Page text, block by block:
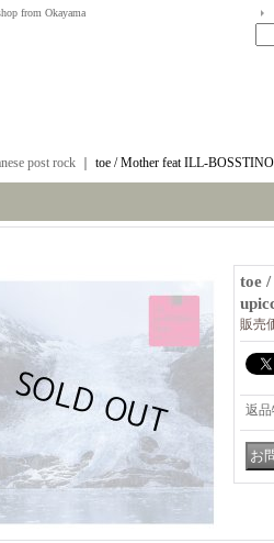
from Okayama
post rock toe / Mother feat ILL-
toe
販売
返